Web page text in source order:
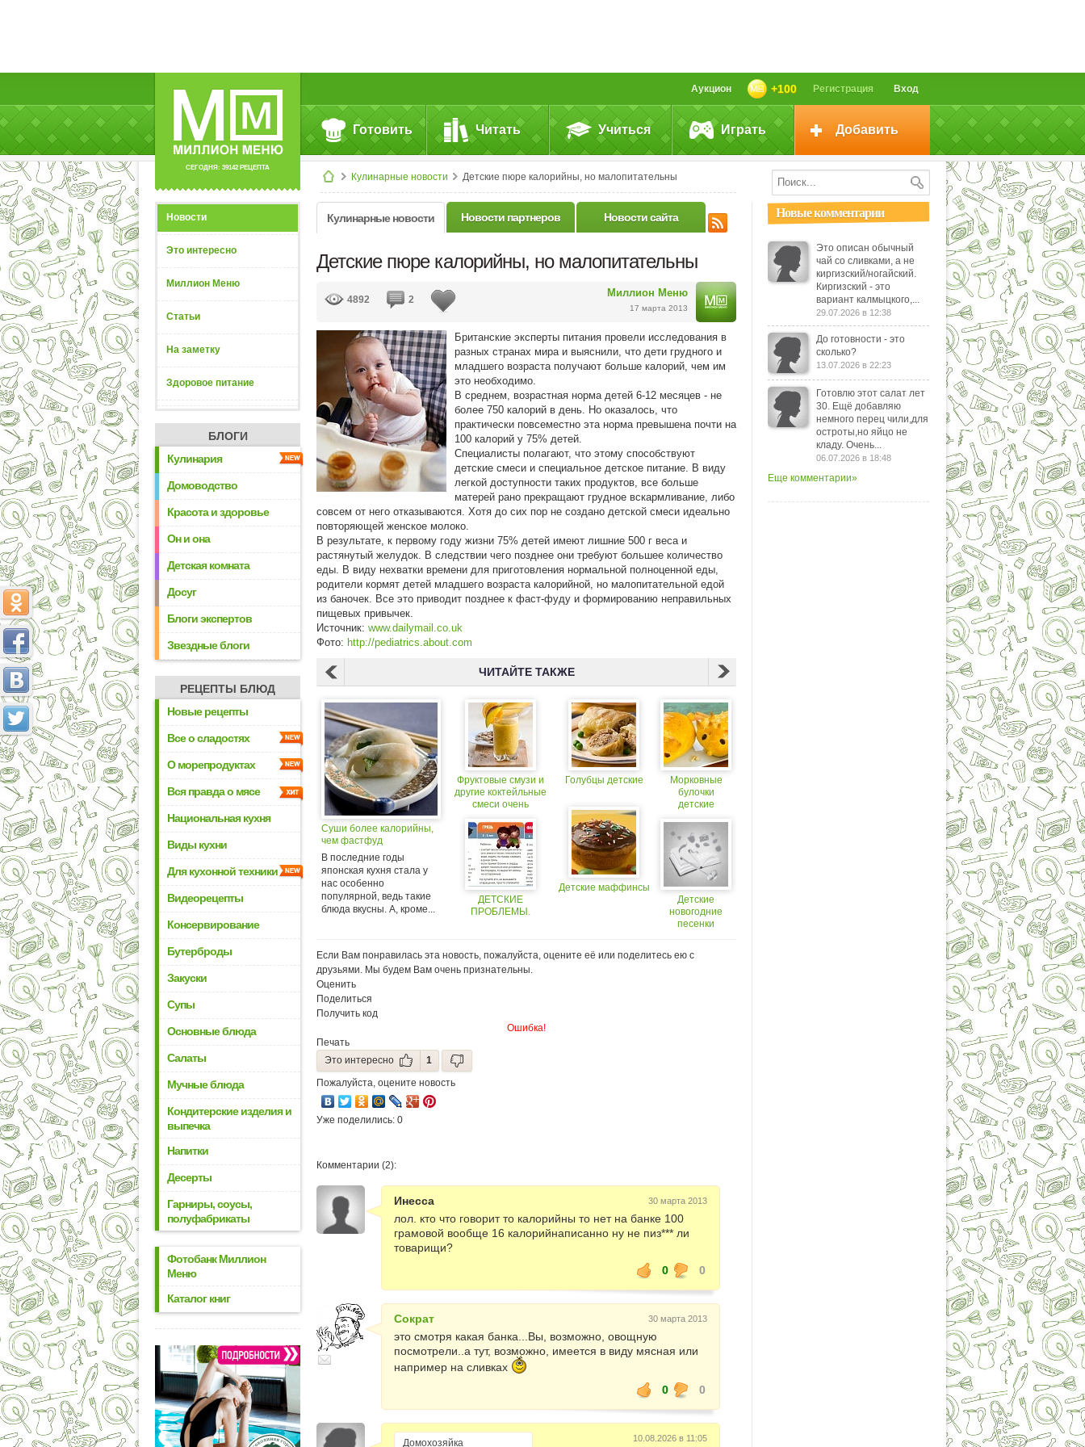
СЕГОДНЯ: 39142 РЕЦЕПТА
Вход
Регистрация
+100
Аукцион
Готовить Читать Учиться Играть Добавить
Кулинарные новости Детские пюре калорийны, но малопитательны
Новости
Это интересно
Миллион Меню
Статьи
На заметку
Здоровое питание
БЛОГИ
Кулинария
Домоводство
Красота и здоровье
Он и она
Детская комната
Досуг
Блоги экспертов
Звездные блоги
РЕЦЕПТЫ БЛЮД
Новые рецепты
Все о сладостях
О морепродуктах
Вся правда о мясе
Национальная кухня
Виды кухни
Для кухонной техники
Видеорецепты
Консервирование
Бутерброды
Закуски
Супы
Основные блюда
Салаты
Мучные блюда
Кондитерские изделия и
выпечка
Напитки
Десерты
Гарниры, соусы,
полуфабрикаты
Фотобанк Миллион
Меню
Каталог книг
Кулинарные новости Новости партнеров Новости сайта
Детские пюре калорийны, но малопитательны
Миллион Меню
17 марта 2013
4892 2
Британские эксперты питания провели исследования в
разных странах мира и выяснили, что дети грудного и
младшего возраста получают больше калорий, чем им
это необходимо.
В среднем, возрастная норма детей 6-12 месяцев - не
более 750 калорий в день. Но оказалось, что
практически повсеместно эта норма превышена почти на
100 калорий у 75% детей.
Специалисты полагают, что этому способствуют
детские смеси и специальное детское питание. В виду
легкой доступности таких продуктов, все больше
матерей рано прекращают грудное вскармливание, либо
совсем от него отказываются. Хотя до сих пор не создано детской смеси идеально
повторяющей женское молоко.
В результате, к первому году жизни 75% детей имеют лишние 500 г веса и
растянутый желудок. В следствии чего позднее они требуют большее количество
еды. В виду нехватки времени для приготовления нормальной полноценной еды,
родители кормят детей младшего возраста калорийной, но малопитательной едой
из баночек. Все это приводит позднее к фаст-фуду и формированию неправильных
пищевых привычек.
Источник: www.dailymail.co.uk
Фото: http://pediatrics.about.com
ЧИТАЙТЕ ТАКЖЕ
Суши более калорийны,
чем фастфуд
В последние годы
японская кухня стала у
нас особенно
популярной, ведь такие
блюда вкусны. А, кроме...
Фруктовые смузи и
другие коктейльные
смеси очень
ДЕТСКИЕ
ПРОБЛЕМЫ.
Голубцы детские
Детские маффинсы
Морковные
булочки
детские
Детские
новогодние
песенки
Если Вам понравилась эта новость, пожалуйста, оцените её или поделитесь ею с
друзьями. Мы будем Вам очень признательны.
Оценить
Поделиться
Получить код
Ошибка!
Печать
Это интересно
1
Пожалуйста, оцените новость
Уже поделились: 0
Комментарии (2):
Инесса 30 марта 2013
лол. кто что говорит то калорийны то нет на банке 100
грамовой вообще 16 калорийнаписанно ну не пиз*** ли
товарищи?
0
0
Сократ 30 марта 2013
это смотря какая банка...Вы, возможно, овощную
посмотрели..а тут, возможно, имеется в виду мясная или
например на сливках
0
0
10.08.2026 в 11:05
Новые комментарии
Это описан обычный
чай со сливками, а не
киргизский/ногайский.
Киргизский - это
вариант калмыцкого,...
29.07.2026 в 12:38
До готовности - это
сколько?
13.07.2026 в 22:23
Готовлю этот салат лет
30. Ещё добавляю
немного перец чили,для
остроты,но яйцо не
кладу. Очень...
06.07.2026 в 18:48
Еще комментарии»